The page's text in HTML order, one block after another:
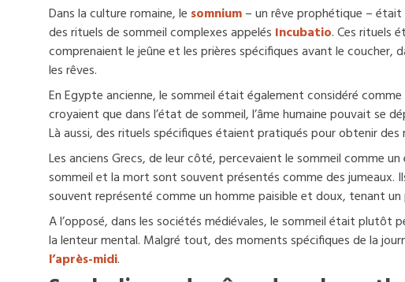
Dans la culture romaine, le somnium– un rêve prophétique – était
des rituels de sommeil complexes appelés Incubatio. Ces rituels
comprenaient le jeûne et les prières spécifiques avant le coucher,
les rêves.
En Egypte ancienne, le sommeil était également considéré
croyaient que dans l’état de sommeil, l’âme humaine pouvait se
Là aussi, des rituels spécifiques étaient pratiqués pour obtenir des
Les anciens Grecs, de leur côté, percevaient le sommeil comme
sommeil et la mort sont souvent présentés comme des jumeaux.
souvent représenté comme un homme paisible et doux, tenant
A l’opposé, dans les sociétés médiévales, le sommeil était plutôt
la lenteur mental. Malgré tout, des moments spécifiques de la
l’après-midi.